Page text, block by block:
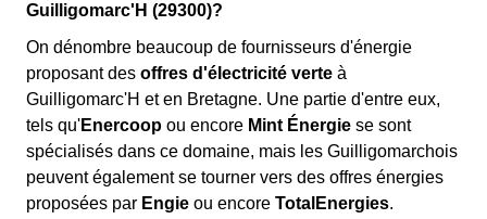
Guilligomarc'H (29300)?
On dénombre beaucoup de fournisseurs d'énergie
proposant des offres d'électricité verte à
Guilligomarc'H et en Bretagne. Une partie d'entre eux,
tels qu'Enercoop ou encore Mint Énergie se sont
spécialisés dans ce domaine, mais les Guilligomarchois
peuvent également se tourner vers des offres énergies
proposées par Engie ou encore TotalEnergies.